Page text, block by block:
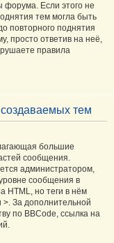
форума. Если этого не
тем могла быть
повторного поднятия
просто ответив на неё,
правила
тем
большие
сообщения.
администратором,
сообщения в
HTML, но теги в нём
>. За дополнительной
по BBCode, ссылка на